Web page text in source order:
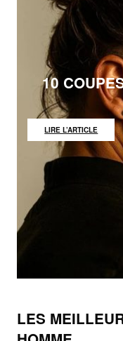
10
LIRE L’ARTICLE
10
LES